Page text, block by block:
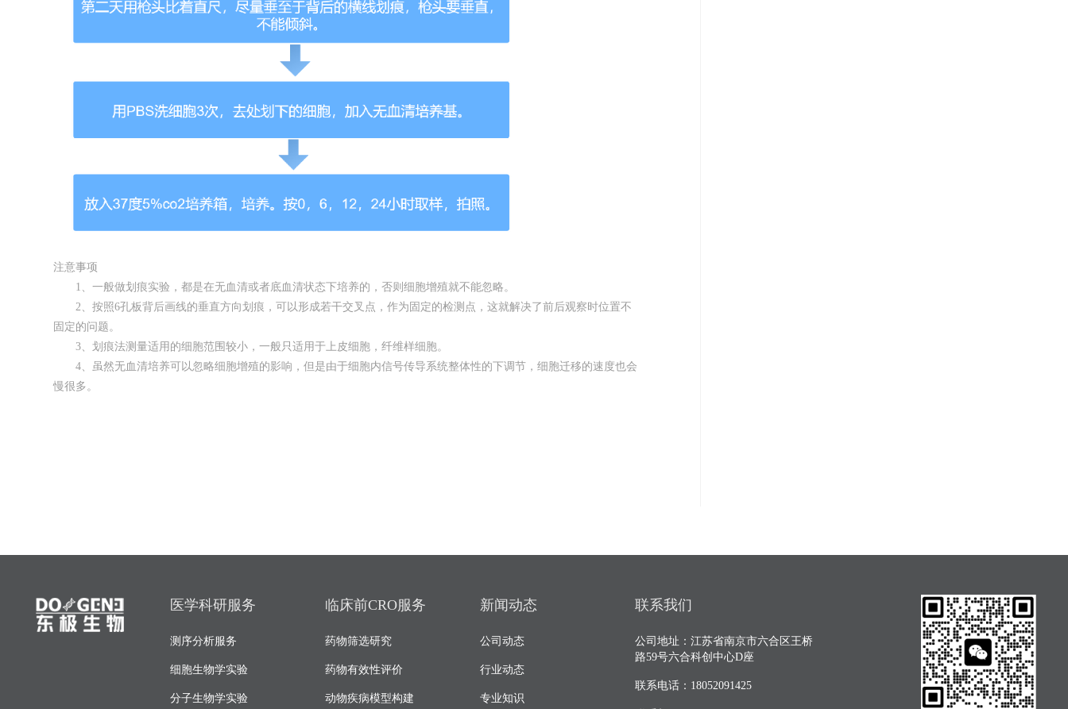
注意事项
1、一般做划痕实验，都是在无血清或者底血清状态下培养的，否则细胞增殖就不能忽略。
2、按照6孔板背后画线的垂直方向划痕，可以形成若干交叉点，作为固定的检测点，这就解决了前后观察时位置不
固定的问题。
3、划痕法测量适用的细胞范围较小，一般只适用于上皮细胞，纤维样细胞。
4、虽然无血清培养可以忽略细胞增殖的影响，但是由于细胞内信号传导系统整体性的下调节，细胞迁移的速度也会
慢很多。
医学科研服务
测序分析服务
细胞生物学实验
分子生物学实验
临床前CRO服务
药物筛选研究
药物有效性评价
动物疾病模型构建
新闻动态
公司动态
行业动态
专业知识
联系我们
公司地址：江苏省南京市六合区王桥
路59号六合科创中心D座
联系电话：18052091425